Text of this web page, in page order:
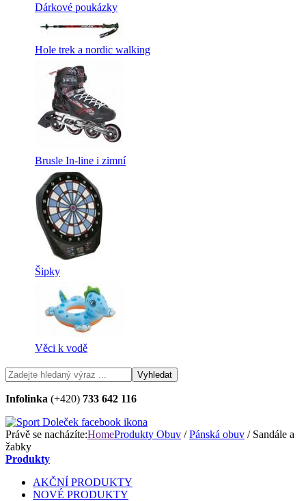
Dárkové poukázky
Hole trek a nordic walking
Brusle In-line i zimní
Šipky
Věci k vodě
Infolinka (+420) 733 642 116
Právě se nacházíte:HomeProdukty Obuv /Pánská obuv / Sandále a
žabky
Produkty
AKČNÍ PRODUKTY
NOVÉ PRODUKTY